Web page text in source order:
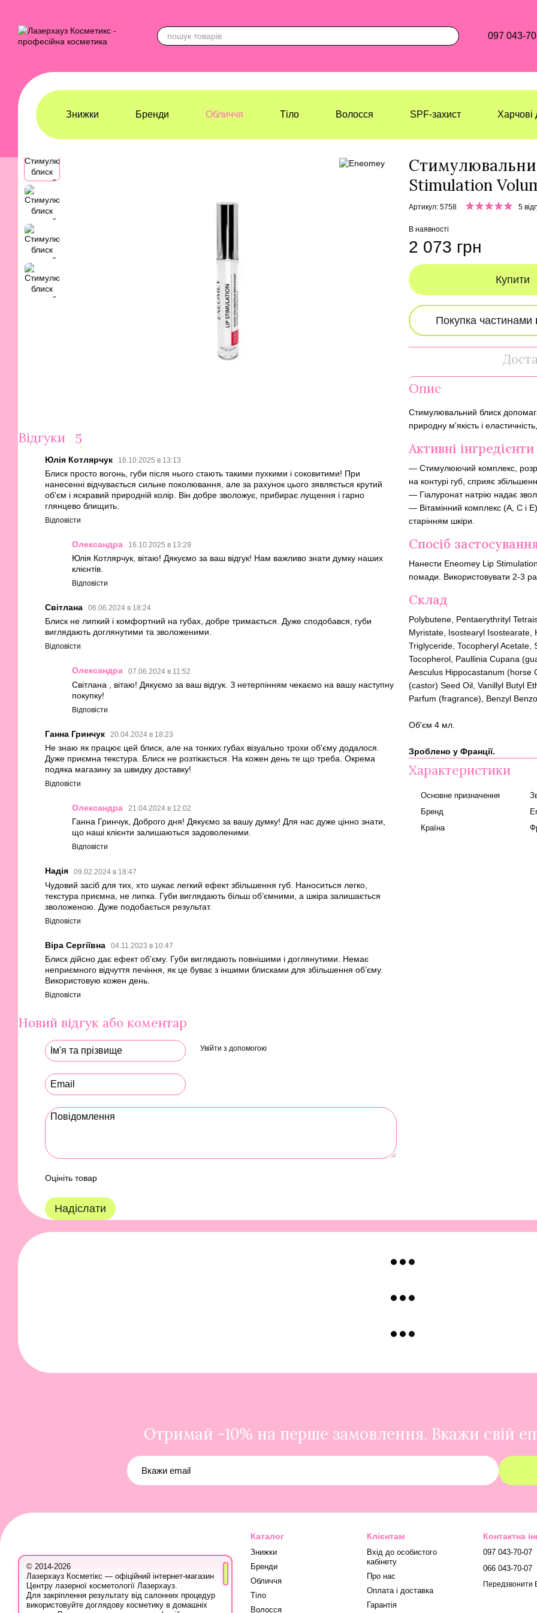
097 043-
Знижки Бренди Обличчя Тіло Волосся SPF-захист Харчові
Відгуки 5
Юлія Котлярчук 16.10.2025 в 13:13
Блиск просто вогонь, губи після нього стають такими пухкими і соковитими! При
нанесенні відчувається сильне поколювання, але за рахунок цього зявляється крутий
об'єм і яскравий природній колір. Він добре зволожує, прибирає лущення і гарно
глянцево блищить.
Відповісти
Олександра 16.10.2025 в 13:29
Юлія Котлярчук, вітаю! Дякуємо за ваш відгук! Нам важливо знати думку наших
клієнтів.
Відповісти
Світлана 06.06.2024 в 18:24
Блиск не липкий і комфортний на губах, добре тримається. Дуже сподобався, губи
виглядають доглянутими та зволоженими.
Відповісти
Олександра 07.06.2024 в 11:52
Світлана , вітаю! Дякуємо за ваш відгук. З нетерпінням чекаємо на вашу наступну
покупку!
Відповісти
Ганна Гринчук 20.04.2024 в 18:23
Не знаю як працює цей блиск, але на тонких губах візуально трохи об'єму додалося.
Дуже приємна текстура. Блиск не розтікається. На кожен день те що треба. Окрема
подяка магазину за швидку доставку!
Відповісти
Олександра 21.04.2024 в 12:02
Ганна Гринчук, Доброго дня! Дякуємо за вашу думку! Для нас дуже цінно знати,
що наші клієнти залишаються задоволеними.
Відповісти
Надія 09.02.2024 в 18:47
Чудовий засіб для тих, хто шукає легкий ефект збільшення губ. Наноситься легко,
текстура приємна, не липка. Губи виглядають більш об’ємними, а шкіра залишається
зволоженою. Дуже подобається результат.
Відповісти
Віра Сергіївна 04.11.2023 в 10:47
Блиск дійсно дає ефект об’єму. Губи виглядають повнішими і доглянутими. Немає
неприємного відчуття печіння, як це буває з іншими блисками для збільшення об’єму.
Використовую кожен день.
Відповісти
Новий відгук або коментар
Увійти з допомогою
Оцініть товар
Надіслати
Stimulation
Артикул: 5758 5
2 073 грн
В наявності
Купити
Опис
Стимулювальний блиск
природну м'якість і
Активні інгредієнти
— Стимулюючий комплекс,
на контурі губ, сприяє
— Гіалуронат натрію надає
— Вітамінний комплекс (A, C і E)
старінням шкіри.
Спосіб
Нанести Eneomey Lip
помади. Використовувати 2-3
Склад
Polybutene, Pentaerythrityl
Myristate, Isostearyl Isostearate,
Triglyceride, Tocopheryl Acetate,
Tocopherol, Paullinia Cupana
Aesculus Hippocastanum (horse
(castor) Seed Oil, Vanillyl Butyl
Parfum (fragrance), Benzyl
Об'єм 4 мл.
Зроблено у Франції.
Характеристики
Основне призначення
Бренд
Країна
Отримай -10% на перше замовлення. Вкажи свій
© 2014-2026
Лазерхауз Косметікс — офіційний інтернет-магазин
Центру лазерної косметології Лазерхауз.
Для закріплення результату від салонних процедур
використовуйте доглядову косметику в домашніх
Каталог
Знижки
Бренди
Обличчя
Тіло
Волосся
Клієнтам
Вхід до особистого
кабінету
Про нас
Оплата і доставка
Гарантія
Контактна
097 043-70-07
066 043-70-07
Передзвонити